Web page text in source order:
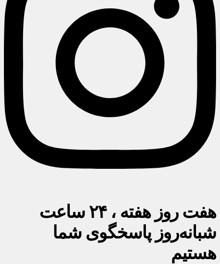
هفت روز هفته ، ۲۴ ساعت
شبانه‌روز پاسخگوی شما
هستیم